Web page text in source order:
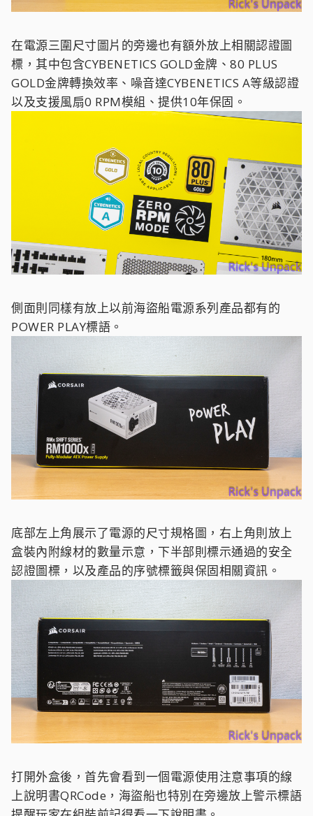
在電源三圍尺寸圖片的旁邊也有額外放上相關認證圖
標，其中包含CYBENETICS GOLD金牌、80 PLUS
GOLD金牌轉換效率、噪音達CYBENETICS A等級認證
以及支援風扇0 RPM模組、提供10年保固。
側面則同樣有放上以前海盜船電源系列產品都有的
POWER PLAY標語。
底部左上角展示了電源的尺寸規格圖，右上角則放上
盒裝內附線材的數量示意，下半部則標示通過的安全
認證圖標，以及產品的序號標籤與保固相關資訊。
打開外盒後，首先會看到一個電源使用注意事項的線
上說明書QRCode，海盜船也特別在旁邊放上警示標語